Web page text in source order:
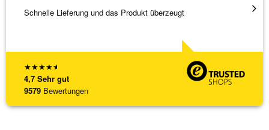
★★★★★
4,7 Sehr gut
9579 Bewertungen
Schnelle Lieferung und das Produkt überzeugt